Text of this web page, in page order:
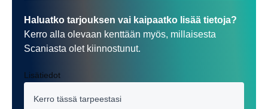
Haluatko tarjouksen vai kaipaatko lisää tietoja?
Kerro alla olevaan kenttään myös, millaisesta
Scaniasta olet kiinnostunut.
Lisätiedot